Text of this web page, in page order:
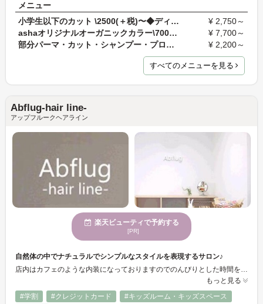
メニュー
小学生以下のカット \2500(＋税)〜◆ディレクター指名…
¥ 2,750～
ashaオリジナルオーガニックカラー\7000(＋税)〜
¥ 7,700～
部分パーマ・カット・シャンプー・プロー別
¥ 2,200～
すべてのメニューを見る
Abflug-hair line-
アップフルークヘアライン
楽天ビューティで予約する
[PR]
自然体の中でナチュラルでシンプルなスタイルを表現するサロン♪
店内はカフェのような内装になっておりますのでのんびりとした時間をお過ごし頂けます。 キッズスペースもご用意しておりますのでお子様とお気軽にお越しください★
もっと見る
#学割
#クレジットカード
#キッズルーム・キッズスペース